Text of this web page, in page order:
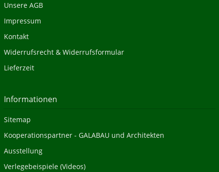
Unsere AGB
Impressum
Kontakt
Widerrufsrecht & Widerrufsformular
Lieferzeit
Informationen
Sitemap
Kooperationspartner - GALABAU und Architekten
Ausstellung
Verlegebeispiele (Videos)